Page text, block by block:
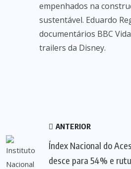
empenhados na
sustentável. Eduardo
documentários BBC
trailers da Disney.
ANTERIOR
Índex Nacional do
desce para 54% e